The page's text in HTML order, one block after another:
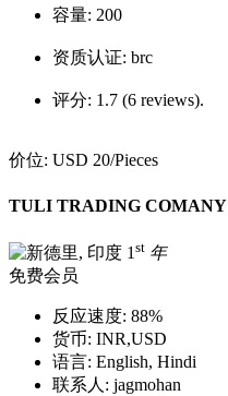
容量: 200
资质认证: brc
评分: 1.7 (6 reviews).
价位: USD 20/Pieces
TULI TRADING COMANY
1 st 年
免费会员
反应速度: 88%
货币: INR,USD
语言: English, Hindi
联系人: jagmohan